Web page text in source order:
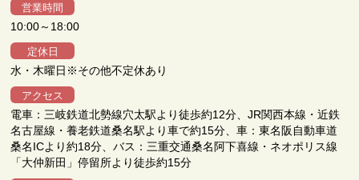
営業時間
10:00～18:00
定休日
水・木曜日※その他不定休あり
アクセス
電車：三岐鉄道北勢線穴太駅より徒歩約12分、JR関西本線・近鉄
名古屋線・養老鉄道桑名駅より車で約15分、車：東名阪自動車道
桑名ICより約18分、バス：三重交通桑名阿下喜線・ネオポリス線
「大仲新田」停留所より徒歩約15分